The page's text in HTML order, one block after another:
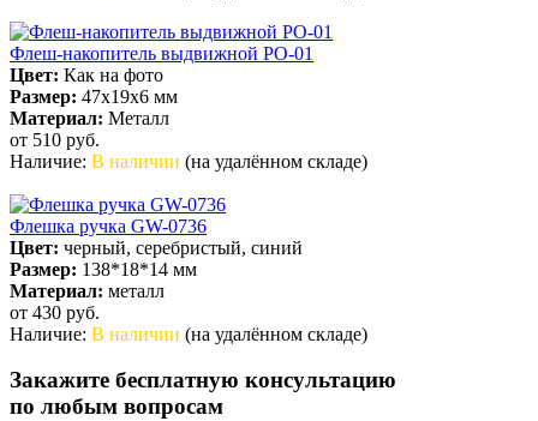
Флеш-накопитель выдвижной PO-01
Цвет: Как на фото
Размер: 47х19х6 мм
Материал: Металл
от 510 руб.
Наличие: В наличии (на удалённом складе)
Флешка ручка GW-0736
Цвет: черный, серебристый, синий
Размер: 138*18*14 мм
Материал: металл
от 430 руб.
Наличие: В наличии (на удалённом складе)
Закажите бесплатную консультацию
по любым вопросам